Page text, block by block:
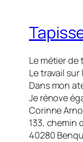
Le métier
Le travail
Dans mon
Je rénove
Corinne
133, chemin
40280